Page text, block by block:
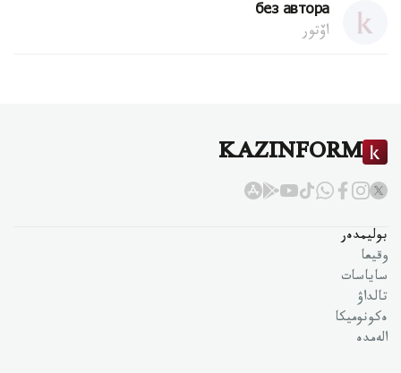
без автора
اۆتور
KAZINFORM
بوليمدەر
وقيعا
ساياسات
تالداۋ
ەكونوميكا
الەمدە